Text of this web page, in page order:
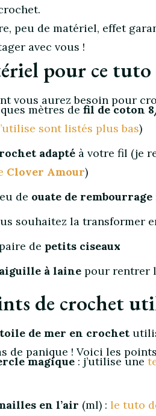
peu de matériel, effet
avec vous !
pour ce
vous aurez besoin pour
mètres de fil de coton
sont listés plus bas)
adapté à votre fil (je
Clover Amour)
de ouate de rembourrage
souhaitez la transformer
de petits ciseaux
aiguille à laine pour rentrer
de crochet
de mer en crochet
de panique ! Voici les
magique : j’utilise une
en l’air (ml) : le tuto